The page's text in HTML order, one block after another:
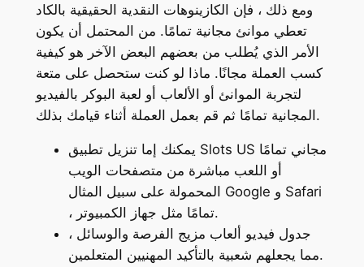
ومع ذلك ، فإن الكازينوهات النقدية الحقيقية بالكاد
تعطي موانئ مجانية تمامًا. من المحتمل أن يكون
الأمر الذي يُطلب من بعضهم البعض الآخر هو كيفية
كسب العملة مجانًا. ماذا لو كنت ستحصل على متعة
لتجربة الموانئ أو الألعاب أو لعبة البوكر بالفيديو
المجانية تمامًا ثم قم بعمل العملة أثناء قيامك بذلك.
يمكنك إما تنزيل تطبيق Slots US مجاني تمامًا
أو اللعب مباشرة من متصفحات الويب
المحمولة على سبيل المثال Google و Safari
، تمامًا مثل جهاز الكمبيوتر.
جدول فيديو ألعاب مزيج الفرصة والوسائل ،
مما يجعلهم شعبية بالتأكيد المهنيين المتعلمين.